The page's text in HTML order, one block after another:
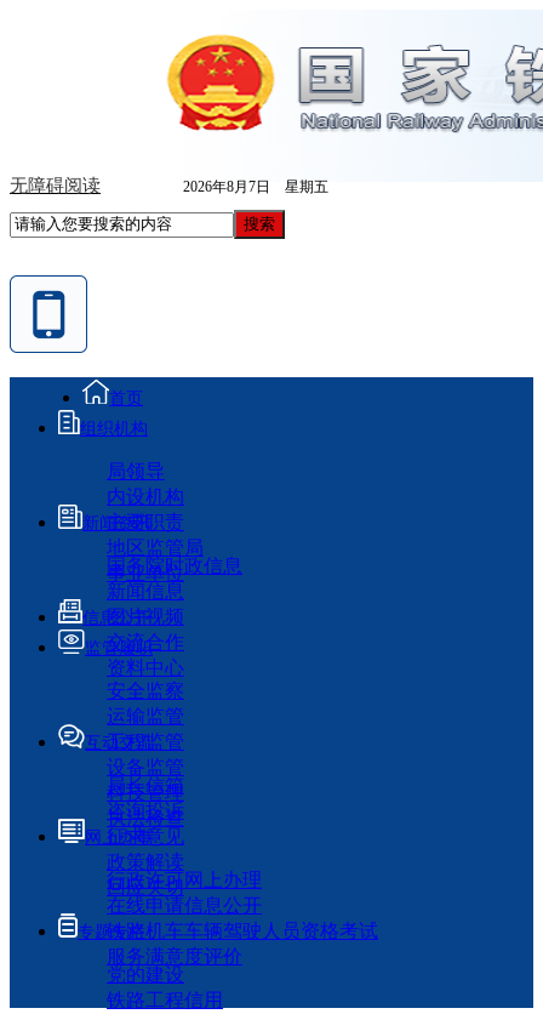
无障碍阅读 2026年8月7日 星期五
首页
组织机构
局领导
内设机构
主要职责
地区监管局
事业单位
新闻资讯
国务院时政信息
新闻信息
图片视频
交流合作
资料中心
信息公开
监管履职
安全监察
运输监管
工程监管
设备监管
科技管理
执法检查
互动交流
局长信箱
咨询投诉
征求意见
政策解读
回应关切
网上办事
行政许可网上办理
在线申请信息公开
铁路机车车辆驾驶人员资格考试
服务满意度评价
专题专栏
党的建设
铁路工程信用